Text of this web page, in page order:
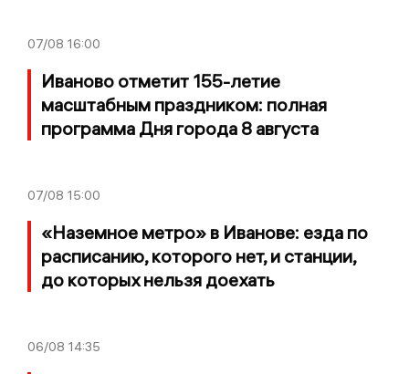
07/08 16:00
Иваново отметит 155-летие
масштабным праздником: полная
программа Дня города 8 августа
07/08 15:00
«Наземное метро» в Иванове: езда по
расписанию, которого нет, и станции,
до которых нельзя доехать
06/08 14:35